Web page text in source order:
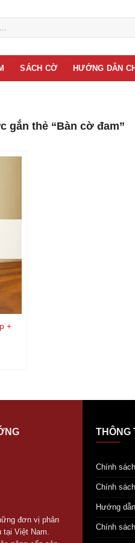
SÁCH CỜ HƯỚNG DẪN
gắn thẻ “Bàn cờ đam”
+
đơn vị phân
Việt Nam.
THÔNG
Chính
Chính
Hướng
Chính